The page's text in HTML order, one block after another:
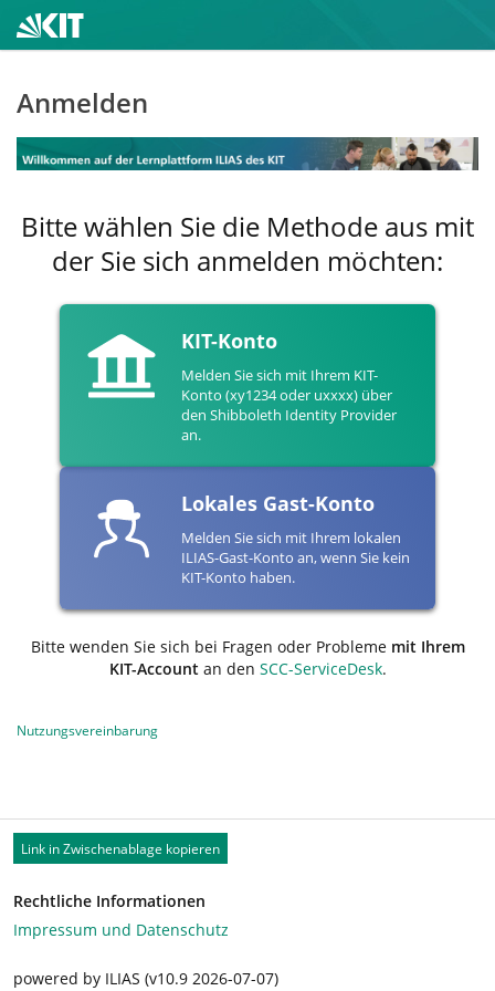
Anmelden
Bitte wählen Sie die Methode aus mit
der Sie sich anmelden möchten:
KIT-Konto
Melden Sie sich mit Ihrem KIT-
Konto (xy1234 oder uxxxx) über
den Shibboleth Identity Provider
an.
Lokales Gast-Konto
Melden Sie sich mit Ihrem lokalen
ILIAS-Gast-Konto an, wenn Sie kein
KIT-Konto haben.
Bitte wenden Sie sich bei Fragen oder Probleme mit Ihrem
KIT-Accountan den SCC-ServiceDesk.
Nutzungsvereinbarung
Link in Zwischenablage kopieren
Rechtliche Informationen
Impressum und Datenschutz
powered by ILIAS (v10.9 2026-07-07)